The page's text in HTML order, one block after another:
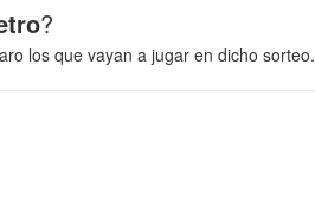
?
los que vayan a jugar en dicho sorteo.